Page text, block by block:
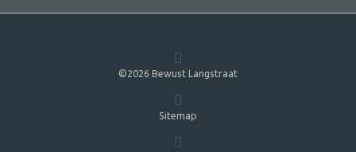
©2026 Bewust Langstraat
Sitemap